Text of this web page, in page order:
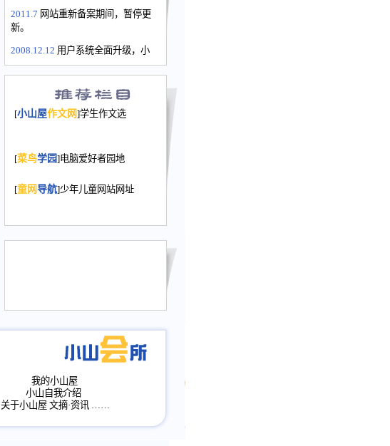
2011.7 网站重新备案期间，暂停更
新。
2008.12.12 用户系统全面升级，小
长会、家园网－个人空间，用户一
次注册全部通行。
2008.12.12家园网正式运行，域
年，2009版提前启用，小山屋全面
小山画廊均增加多个新栏目。。
评分、顶功能，作文宝典改版。
[小山屋作文网]学生作文选
[菜鸟学园]电脑爱好者园地
[童网导航]少年儿童网站网址
我的小山屋
小山自我介绍
关于小山屋 文摘·资讯 ……